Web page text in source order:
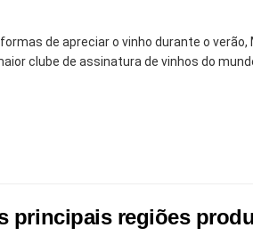
de apreciar o vinho durante o verão,
clube de assinatura de vinhos do
principais regiões